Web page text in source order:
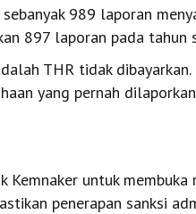
989 laporan
897 laporan pada tahun
THR tidak
yang pernah
Kemnaker untuk
penerapan sanksi